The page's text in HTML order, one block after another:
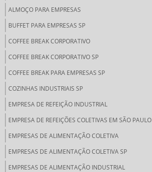
ALMOÇO PARA EMPRESAS
BUFFET PARA EMPRESAS SP
COFFEE BREAK CORPORATIVO
COFFEE BREAK CORPORATIVO SP
COFFEE BREAK PARA EMPRESAS SP
COZINHAS INDUSTRIAIS SP
EMPRESA DE REFEIÇÃO INDUSTRIAL
EMPRESA DE REFEIÇÕES COLETIVAS EM SÃO PAULO
EMPRESAS DE ALIMENTAÇÃO COLETIVA
EMPRESAS DE ALIMENTAÇÃO COLETIVA SP
EMPRESAS DE ALIMENTAÇÃO INDUSTRIAL